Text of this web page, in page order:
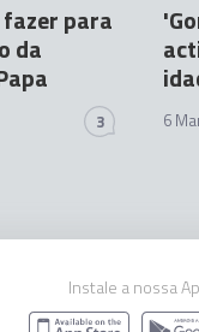
para
da
3 6
Instale a nossa